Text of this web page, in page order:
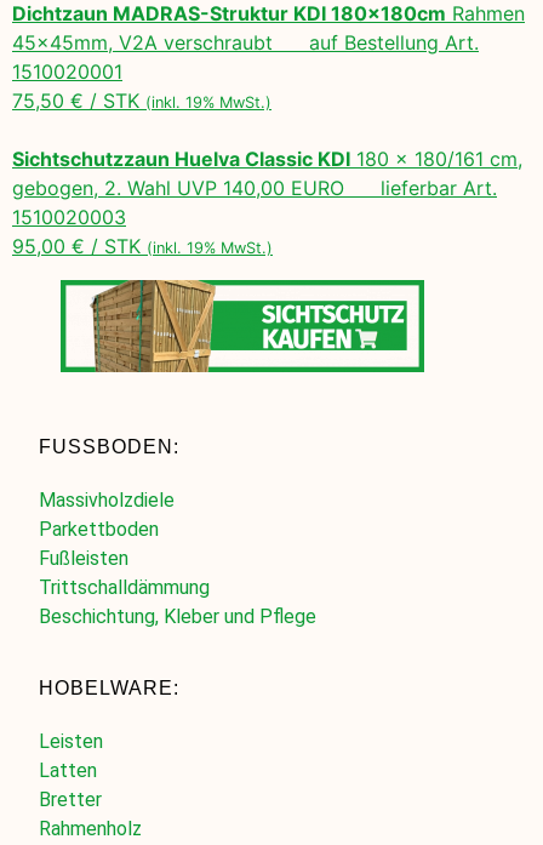
Dichtzaun MADRAS-Struktur KDI 180x180cm Rahmen
45x45mm, V2A verschraubt auf Bestellung Art.
1510020001
75,50 € / STK (inkl. 19% MwSt.)
Sichtschutzzaun Huelva Classic KDI 180 x 180/161 cm,
gebogen, 2. Wahl UVP 140,00 EURO lieferbar Art.
1510020003
95,00 € / STK (inkl. 19% MwSt.)
FUSSBODEN:
Massivholzdiele
Parkettboden
Fußleisten
Trittschalldämmung
Beschichtung, Kleber und Pflege
HOBELWARE:
Leisten
Latten
Bretter
Rahmenholz